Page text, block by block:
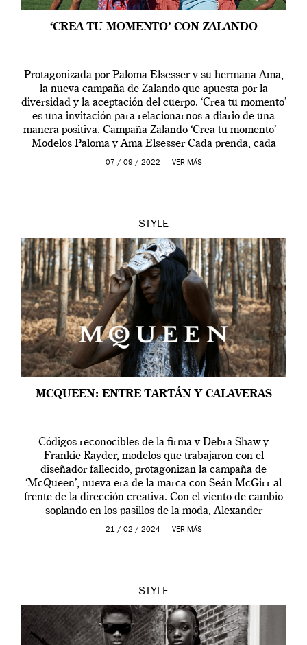
‘CREA TU MOMENTO’ CON ZALANDO
Protagonizada por Paloma Elsesser y su hermana Ama,
la nueva campaña de Zalando que apuesta por la
diversidad y la aceptación del cuerpo. ‘Crea tu momento’
es una invitación para relacionarnos a diario de una
manera positiva. Campaña Zalando ‘Crea tu momento’ –
Modelos Paloma y Ama Elsesser Cada prenda, cada
outfit, cada momento, caracteriza […]
07 / 09 / 2022 — VER MÁS
STYLE
MCQUEEN: ENTRE TARTÁN Y CALAVERAS
Códigos reconocibles de la firma y Debra Shaw y
Frankie Rayder, modelos que trabajaron con el
diseñador fallecido, protagonizan la campaña de
‘McQueen’, nueva era de la marca con Seán McGirr al
frente de la dirección creativa. Con el viento de cambio
soplando en los pasillos de la moda, Alexander
McQueen se prepara para una […]
21 / 02 / 2024 — VER MÁS
STYLE